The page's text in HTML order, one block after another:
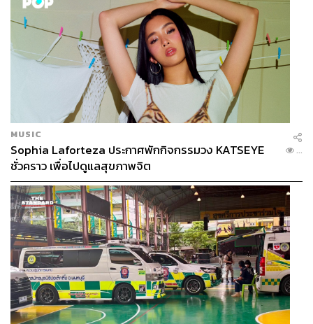
MUSIC
Sophia Laforteza ประกาศพักกิจกรรมวง KATSEYE
ชั่วคราว เพื่อไปดูแลสุขภาพจิต
...